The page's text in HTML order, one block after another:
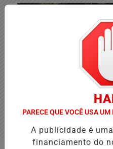
PARECE QUE VOCÊ USA
A publicidade é
financiamento do